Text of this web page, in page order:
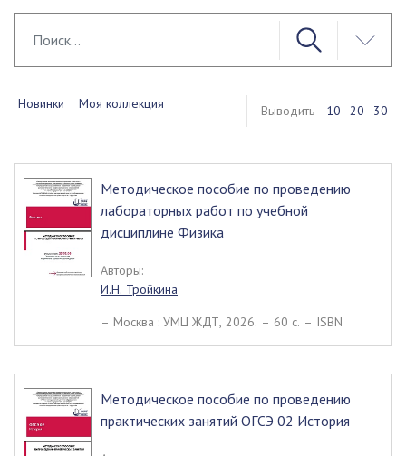
Новинки Моя коллекция Выводить 10 20 30
Методическое пособие по проведению
лабораторных работ по учебной
дисциплине Физика
Авторы:
И.Н. Тройкина
– Москва : УМЦ ЖДТ, 2026. – 60 c. – ISBN
Методическое пособие по проведению
практических занятий ОГСЭ 02 История